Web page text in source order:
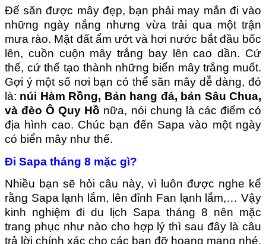
Để săn được mây đẹp, bạn phải may mắn đi vào
những ngày nắng nhưng vừa trải qua một trận
mưa rào. Mặt đất ẩm ướt và hơi nước bắt đầu bốc
lên, cuồn cuộn mây trắng bay lên cao dần. Cứ
thế, cứ thế tạo thành những biển mây trắng muốt.
Gợi ý một số nơi bạn có thể săn mây dễ dàng, đó
là: núi Hàm Rồng, Bản hang đá, bản Sâu Chua,
vàđèo Ô Quy Hồ nữa, nói chung là các điểm có
địa hình cao. Chúc bạn đến Sapa vào một ngày
có biển mây như thế.
Đi Sapa tháng 8 mặc gì?
Nhiều bạn sẽ hỏi câu này, vì luôn được nghe kể
rằng Sapa lạnh lắm, lên đỉnh Fan lạnh lắm,… Vậy
kinh nghiệm đi du lịch Sapa tháng 8 nên mặc
trang phục như nào cho hợp lý thì sau đây là câu
trả lời chính xác cho các bạn đỡ hoang mang nhé.